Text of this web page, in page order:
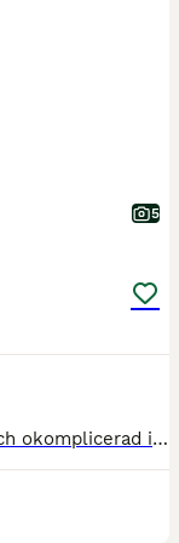
5
En musblack äldre dam (2004) trevlig och okomplicerad i all hantering, inriden. Har två föl efter sig, fin stam. Och en brun herre (2012) med härlig personlighet, ej inriden men skulle bli en väldig